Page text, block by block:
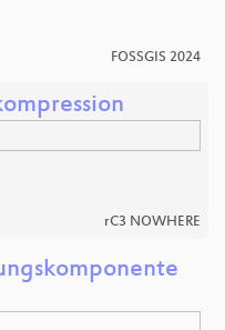
FOSSGIS 2024
rC3 NOWHERE